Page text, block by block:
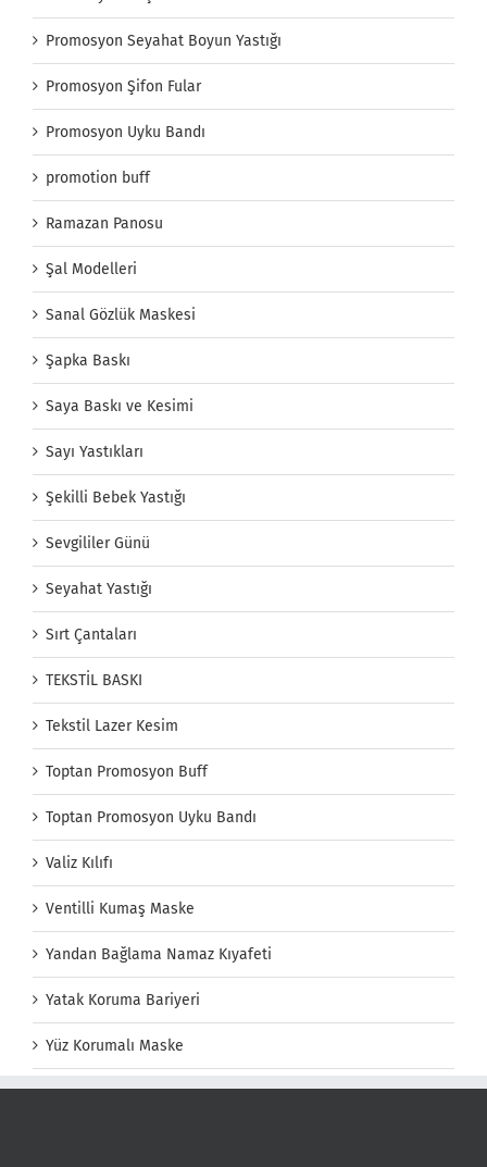
Promosyon Seyahat Boyun Yastığı
Promosyon Şifon Fular
Promosyon Uyku Bandı
promotion buff
Ramazan Panosu
Şal Modelleri
Sanal Gözlük Maskesi
Şapka Baskı
Saya Baskı ve Kesimi
Sayı Yastıkları
Şekilli Bebek Yastığı
Sevgililer Günü
Seyahat Yastığı
Sırt Çantaları
TEKSTİL BASKI
Tekstil Lazer Kesim
Toptan Promosyon Buff
Toptan Promosyon Uyku Bandı
Valiz Kılıfı
Ventilli Kumaş Maske
Yandan Bağlama Namaz Kıyafeti
Yatak Koruma Bariyeri
Yüz Korumalı Maske